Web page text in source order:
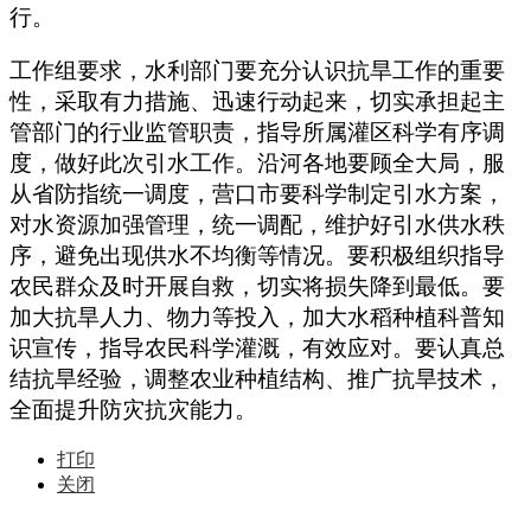
行。
工作组要求，水利部门要充分认识抗旱工作的重要
性，采取有力措施、迅速行动起来，切实承担起主
管部门的行业监管职责，指导所属灌区科学有序调
度，做好此次引水工作。沿河各地要顾全大局，服
从省防指统一调度，营口市要科学制定引水方案，
对水资源加强管理，统一调配，维护好引水供水秩
序，避免出现供水不均衡等情况。要积极组织指导
农民群众及时开展自救，切实将损失降到最低。要
加大抗旱人力、物力等投入，加大水稻种植科普知
识宣传，指导农民科学灌溉，有效应对。要认真总
结抗旱经验，调整农业种植结构、推广抗旱技术，
全面提升防灾抗灾能力。
打印
关闭